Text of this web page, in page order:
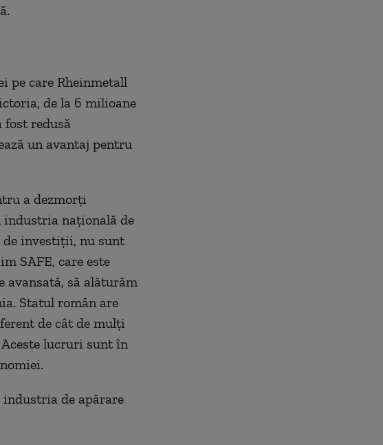
pe care Rheinmetall
de la 6 milioane
fost redusă
un avantaj pentru
a dezmorţi
naţională de
de investiţii, nu sunt
SAFE, care este
avansată, să alăturăm
Statul român are
de cât de mulţi
lucruri sunt în
de apărare